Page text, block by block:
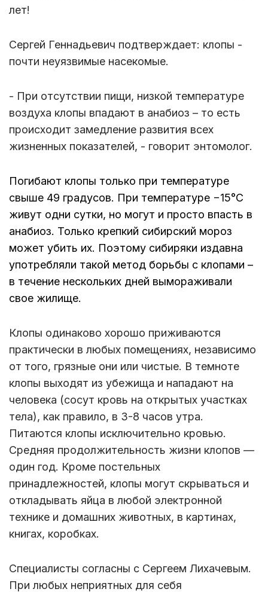
лет!
Сергей Геннадьевич подтверждает: клопы -
почти неуязвимые насекомые.
- При отсутствии пищи, низкой температуре
воздуха клопы впадают в анабиоз – то есть
происходит замедление развития всех
жизненных показателей, - говорит энтомолог.
Погибают клопы только при температуре
свыше 49 градусов. При температуре −15°С
живут одни сутки, но могут и просто впасть в
анабиоз. Только крепкий сибирский мороз
может убить их. Поэтому сибиряки издавна
употребляли такой метод борьбы с клопами –
в течение нескольких дней вымораживали
свое жилище.
Клопы одинаково хорошо приживаются
практически в любых помещениях, независимо
от того, грязные они или чистые. В темноте
клопы выходят из убежища и нападают на
человека (сосут кровь на открытых участках
тела), как правило, в 3-8 часов утра.
Питаются клопы исключительно кровью.
Средняя продолжительность жизни клопов —
один год. Кроме постельных
принадлежностей, клопы могут скрываться и
откладывать яйца в любой электронной
технике и домашних животных, в картинах,
книгах, коробках.
Специалисты согласны с Сергеем Лихачевым.
При любых неприятных для себя